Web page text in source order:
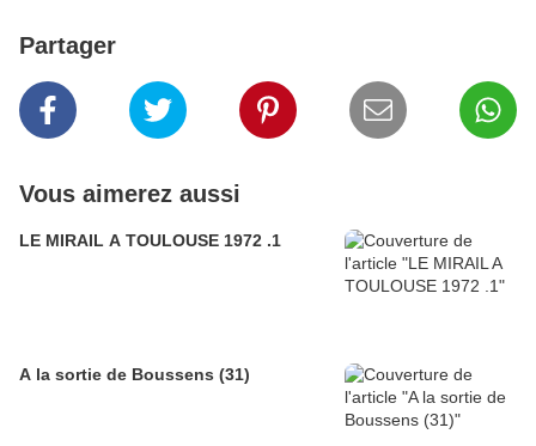
Partager
Vous aimerez aussi
LE MIRAIL A TOULOUSE 1972 .1
A la sortie de Boussens (31)